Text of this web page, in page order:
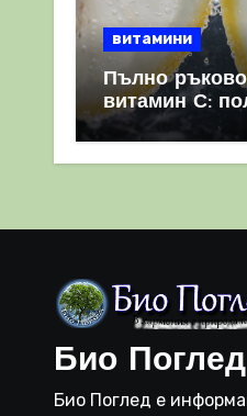
витамини
Пълно
витамин С:
източници и
важен за
Био Поглед
Био Поглед е